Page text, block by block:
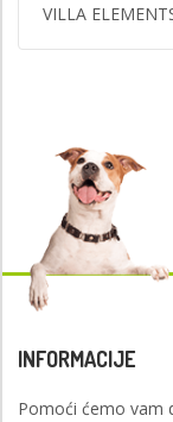
VILLA
INFORMACIJE
Pomoći ćemo vam